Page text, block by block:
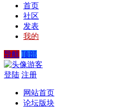
首页
社区
发表
我的
导航 顶部
游客
登陆 注册
网站首页
论坛版块